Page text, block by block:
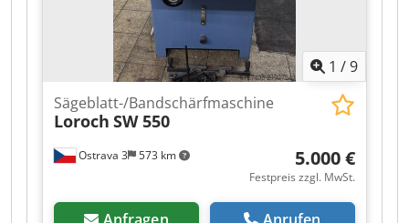
und 0.5 mm Anschlußwert ca.: 0.4 kW (400 V / 50
Hz) Gewicht ca.: 210 kg Abmessungen B x T x H
ca.: 1020 x 900 x 1620 mm Farbe: hellgrau RAL
1 /9
Ostrava 3 573 km
Sägeblatt-/Bandschärfmaschine
Loroch SW 550
5.000 €
Festpreis zzgl. MwSt.
Anfragen Anrufen